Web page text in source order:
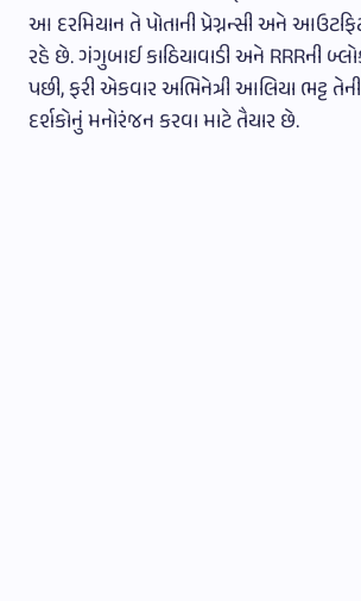
આ દરમિયાન તે પોતાની પ્રેગ્નન્સી અને
રહે છે. ગંગુબાઈ કાઠિયાવાડી અને RRRની
પછી, ફરી એકવાર અભિનેત્રી આલિયા ભટ્ટ તેની
દર્શકોનું મનોરંજન કરવા માટે તૈયાર છે.